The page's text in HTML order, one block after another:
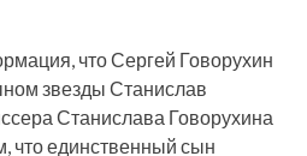
что Сергей Говорухин
звезды Станислав
Станислава Говорухина
что единственный сын